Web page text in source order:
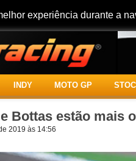
experiência durante a
INDY MOTO GP
Bottas estão mais
2019 às 14:56